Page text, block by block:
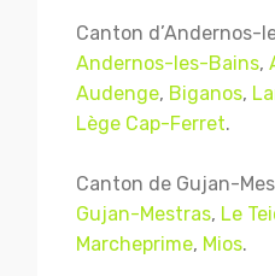
Canton d’Andernos-
Andernos-les-Bains,
Audenge, Biganos,
Lège Cap-Ferret.
Canton de Gujan-
Gujan-Mestras, Le
Marcheprime, Mios.